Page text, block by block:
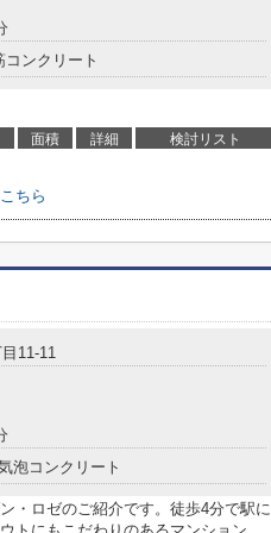
コンクリート
面積 詳細 検討リスト
ちら
11-11
泡コンクリート
・ロゼのご紹介です。徒歩4分で駅に